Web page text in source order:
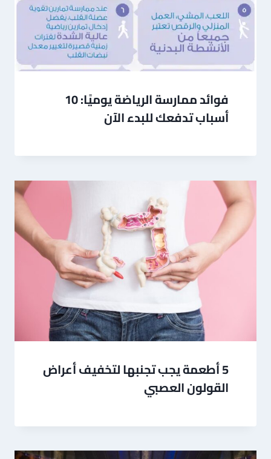
فوائد ممارسة الرياضة يوميًا: 10
أسباب تدفعك للبدء الآن
5 أطعمة يجب تجنبها لتخفيف أعراض
القولون العصبي